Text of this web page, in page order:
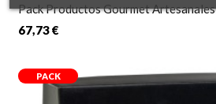
Pack Productos Gourmet Artesanales
67,73 €
PACK